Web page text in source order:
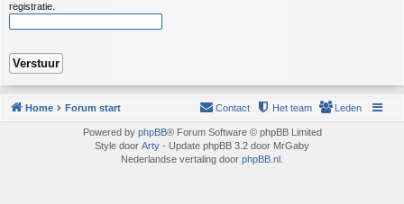
registratie.
Home Forum start Leden
Het team
Contact
Powered by phpBB® Forum Software © phpBB Limited
Style door Arty - Update phpBB 3.2 door MrGaby
Nederlandse vertaling door phpBB.nl